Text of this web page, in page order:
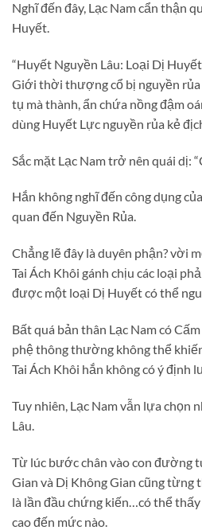
Nghĩ đến đây, Lạc Nam cẩn thận
Huyết.
“Huyết Nguyền Lâu: Loại Dị
Giới thời thượng cổ bị nguyền
tụ mà thành, ẩn chứa nồng đậm
dùng Huyết Lực nguyền rủa kẻ
Sắc mặt Lạc Nam trở nên quái dị:
Hắn không nghĩ đến công dụng
quan đến Nguyền Rủa.
Chẳng lẽ đây là duyên phận? vời
Tai Ách Khôi gánh chịu các loại
được một loại Dị Huyết có thể
Bất quá bản thân Lạc Nam có
phệ thông thường không thể
Tai Ách Khôi hắn không có ý định
Tuy nhiên, Lạc Nam vẫn lựa chọn
Lâu.
Từ lúc bước chân vào con đường
Gian và Dị Không Gian cũng từng
là lần đầu chứng kiến…có thể
cao đến mức nào.